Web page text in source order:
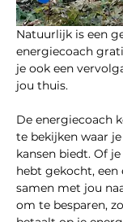
Natuurlijk is een
energiecoach
je ook een
jou thuis.
De energiecoach
te bekijken waar
kansen biedt. Of
hebt gekocht,
samen met jou
om te besparen,